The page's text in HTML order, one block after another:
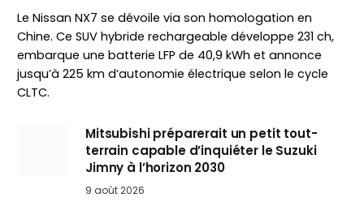
Le Nissan NX7 se dévoile via son homologation en
Chine. Ce SUV hybride rechargeable développe 231 ch,
embarque une batterie LFP de 40,9 kWh et annonce
jusqu’à 225 km d’autonomie électrique selon le cycle
CLTC.
Mitsubishi préparerait un petit tout-
terrain capable d’inquiéter le Suzuki
Jimny à l’horizon 2030
9 août 2026